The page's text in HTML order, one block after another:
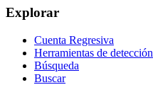
Explorar
Cuenta Regresiva
Herramientas de detección
Búsqueda
Buscar